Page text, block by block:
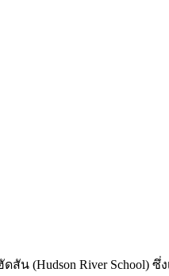
(Hudson River School)